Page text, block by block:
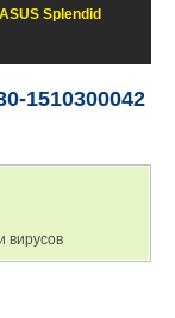
ASUS Splendid
1510300042
вирусов